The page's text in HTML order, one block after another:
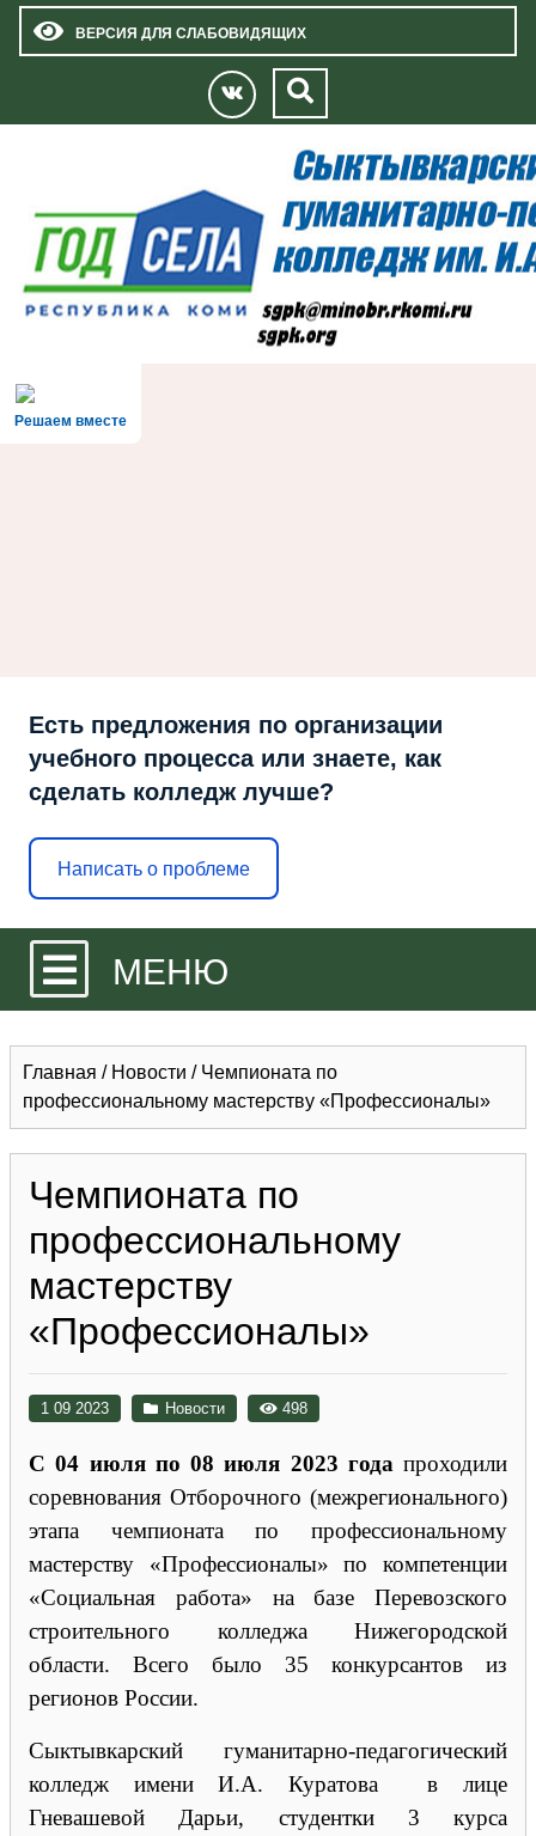
ВЕРСИЯ ДЛЯ СЛАБОВИДЯЩИХ
Решаем вместе
Есть предложения по организации
учебного процесса или знаете, как
сделать колледж лучше?
Написать о проблеме
МЕНЮ
Главная / Новости / Чемпионата по
профессиональному мастерству «Профессионалы»
Чемпионата по
профессиональному
мастерству
«Профессионалы»
1 09 2023 Новости 498
С 04 июля по 08 июля 2023 года проходили
соревнования Отборочного (межрегионального)
этапа чемпионата по профессиональному
мастерству «Профессионалы» по компетенции
«Социальная работа» на базе Перевозского
строительного колледжа Нижегородской
области. Всего было 35 конкурсантов из
регионов России.
Сыктывкарский гуманитарно-педагогический
колледж имени И.А. Куратова в лице
Гневашевой Дарьи, студентки 3 курса